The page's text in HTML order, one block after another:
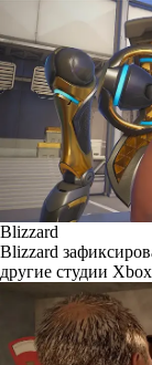
Blizzard
Blizzard
другие студии Xbox